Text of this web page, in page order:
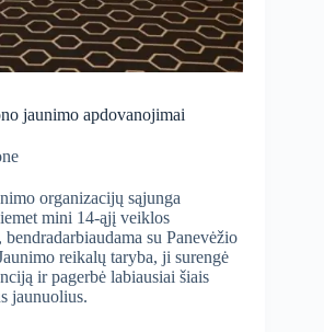
jaunimo apdovanojimai
organizacijų sąjunga
mini 14-ąjį veiklos
su Panevėžio
reikalų taryba, ji surengė
ir pagerbė labiausiai šiais
jaunuolius.